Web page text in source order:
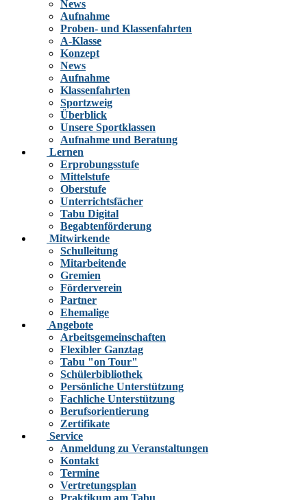
News
Aufnahme
Proben- und Klassenfahrten
A-Klasse
Konzept
News
Aufnahme
Klassenfahrten
Sportzweig
Überblick
Unsere Sportklassen
Aufnahme und Beratung
Lernen
Erprobungsstufe
Mittelstufe
Oberstufe
Unterrichtsfächer
Tabu Digital
Begabtenförderung
Mitwirkende
Schulleitung
Mitarbeitende
Gremien
Förderverein
Partner
Ehemalige
Angebote
Arbeitsgemeinschaften
Flexibler Ganztag
Tabu "on Tour"
Schülerbibliothek
Persönliche Unterstützung
Fachliche Unterstützung
Berufsorientierung
Zertifikate
Service
Anmeldung zu Veranstaltungen
Kontakt
Termine
Vertretungsplan
Praktikum am Tabu